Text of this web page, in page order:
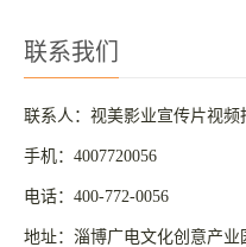
联系我们
联系人：视美影业宣传片视频
手机：4007720056
电话：400-772-0056
地址：淄博广电文化创意产业